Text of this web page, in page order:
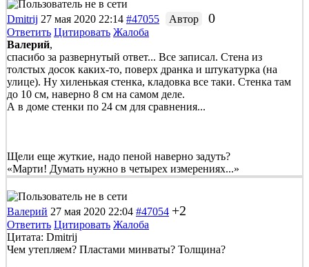
Dmitrij 27 мая 2020 22:14 #47055 Автор 0
Ответить Цитировать Жалоба
Валерий,
спасибо за развернутый ответ... Все записал. Стена из
толстых досок каких-то, поверх дранка и штукатурка (на
улице). Ну хиленькая стенка, кладовка все таки. Стенка там
до 10 см, наверно 8 см на самом деле.
А в доме стенки по 24 см для сравнения...
Щели еще жуткие, надо пеной наверно задуть?
«Марти! Думать нужно в четырех измерениях...»
Валерий 27 мая 2020 22:04 #47054 +2
Ответить Цитировать Жалоба
Цитата: Dmitrij
Чем утепляем? Пластами минваты? Толщина?